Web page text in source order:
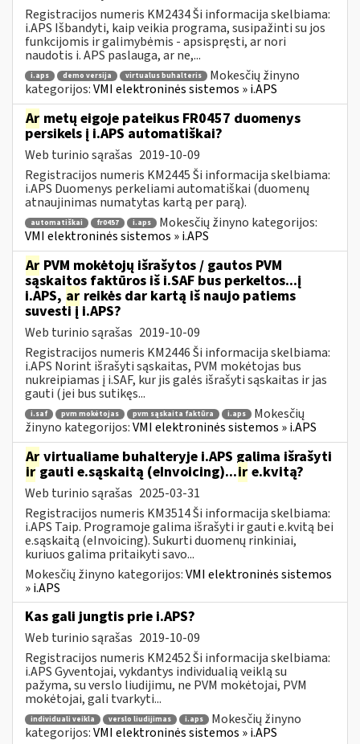
Registracijos numeris KM2434 Ši informacija skelbiama:
i.APS Išbandyti, kaip veikia programa, susipažinti su jos
funkcijomis ir galimybėmis - apsispręsti, ar nori
naudotis i. APS paslauga, ar ne,...
i.aps demo versija virtualus buhalteris
Mokesčių žinyno
kategorijos:VMI elektroninės sistemos » i.APS
Ar metų eigoje pateikus FR0457 duomenys
persikels į i.APS automatiškai?
Web turinio sąrašas 2019-10-09
Registracijos numeris KM2445 Ši informacija skelbiama:
i.APS Duomenys perkeliami automatiškai (duomenų
atnaujinimas numatytas kartą per parą).
automatiškai fr0457 i.aps
Mokesčių žinyno kategorijos:
VMI elektroninės sistemos » i.APS
Ar PVM mokėtojų išrašytos / gautos PVM
sąskaitos faktūros iš i.SAF bus perkeltos...į
i.APS, ar reikės dar kartą iš naujo patiems
suvesti į i.APS?
Web turinio sąrašas 2019-10-09
Registracijos numeris KM2446 Ši informacija skelbiama:
i.APS Norint išrašyti sąskaitas, PVM mokėtojas bus
nukreipiamas į i.SAF, kur jis galės išrašyti sąskaitas ir jas
gauti (jei bus sutikęs...
i.saf pvm mokėtojas pvm sąskaita faktūra i.aps
Mokesčių
žinyno kategorijos:VMI elektroninės sistemos » i.APS
Ar virtualiame buhalteryje i.APS galima išrašyti
irgauti e.sąskaitą (eInvoicing)...ir e.kvitą?
Web turinio sąrašas 2025-03-31
Registracijos numeris KM3514 Ši informacija skelbiama:
i.APS Taip. Programoje galima išrašyti ir gauti e.kvitą bei
e.sąskaitą (eInvoicing). Sukurti duomenų rinkiniai,
kuriuos galima pritaikyti savo...
Mokesčių žinyno kategorijos:VMI elektroninės sistemos
» i.APS
Kas gali jungtis prie i.APS?
Web turinio sąrašas 2019-10-09
Registracijos numeris KM2452 Ši informacija skelbiama:
i.APS Gyventojai, vykdantys individualią veiklą su
pažyma, su verslo liudijimu, ne PVM mokėtojai, PVM
mokėtojai, gali tvarkyti...
individuali veikla verslo liudijimas i.aps
Mokesčių žinyno
kategorijos:VMI elektroninės sistemos » i.APS